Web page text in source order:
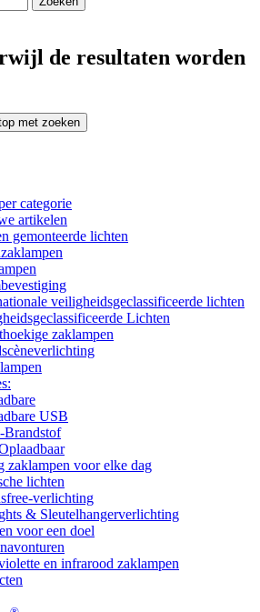
de resultaten worden
met zoeken
categorie
artikelen
gemonteerde lichten
veiligheidsgeclassificeerde lichten
Lichten
zaklampen
USB
zaklampen voor elke dag
lichten
verlichting
& Sleutelhangerverlichting
voor een doel
en infrarood zaklampen